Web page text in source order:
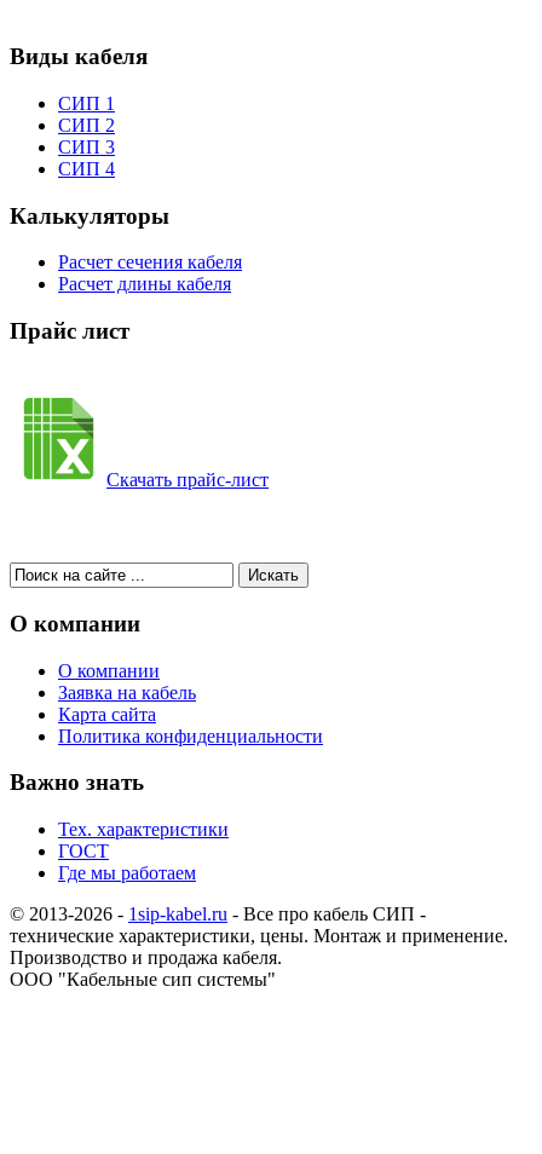
Виды кабеля
СИП 1
СИП 2
СИП 3
СИП 4
Калькуляторы
Расчет сечения кабеля
Расчет длины кабеля
Прайс лист
Скачать прайс-лист
О компании
О компании
Заявка на кабель
Карта сайта
Политика конфиденциальности
Важно знать
Тех. характеристики
ГОСТ
Где мы работаем
© 2013-2026 - 1sip-kabel.ru - Все про кабель СИП -
технические характеристики, цены. Монтаж и применение.
Производство и продажа кабеля.
ООО "Кабельные сип системы"